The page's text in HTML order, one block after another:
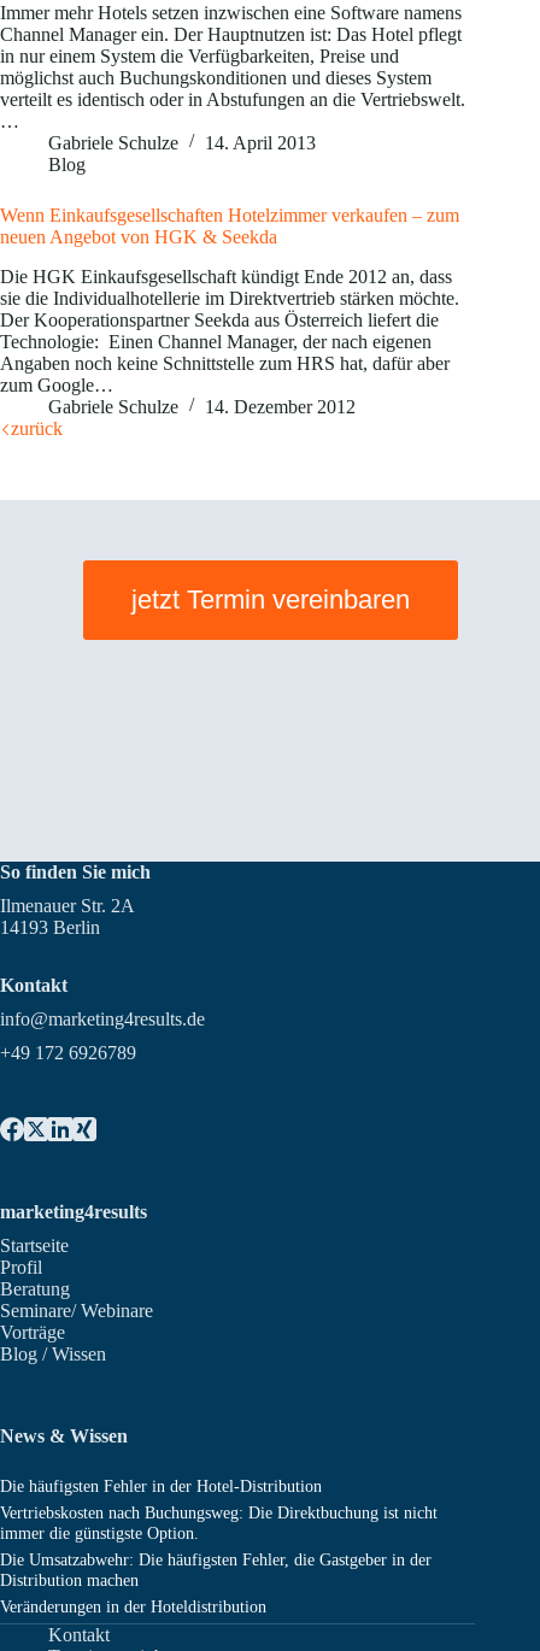
Immer mehr Hotels setzen inzwischen eine Software namens
Channel Manager ein. Der Hauptnutzen ist: Das Hotel pflegt
in nur einem System die Verfügbarkeiten, Preise und
möglichst auch Buchungskonditionen und dieses System
verteilt es identisch oder in Abstufungen an die Vertriebswelt.
…
Gabriele Schulze
14. April 2013
Blog
Wenn Einkaufsgesellschaften Hotelzimmer verkaufen – zum
neuen Angebot von HGK & Seekda
Die HGK Einkaufsgesellschaft kündigt Ende 2012 an, dass
sie die Individualhotellerie im Direktvertrieb stärken möchte.
Der Kooperationspartner Seekda aus Österreich liefert die
Technologie: Einen Channel Manager, der nach eigenen
Angaben noch keine Schnittstelle zum HRS hat, dafür aber
zum Google…
Gabriele Schulze
14. Dezember 2012
zurück
jetzt Termin vereinbaren
So finden Sie mich
Ilmenauer Str. 2A
14193 Berlin
Kontakt
info@marketing4results.de
+49 172 6926789
marketing4results
Startseite
Profil
Beratung
Seminare/ Webinare
Vorträge
Blog / Wissen
News & Wissen
Die häufigsten Fehler in der Hotel-Distribution
Vertriebskosten nach Buchungsweg: Die Direktbuchung ist nicht
immer die günstigste Option.
Die Umsatzabwehr: Die häufigsten Fehler, die Gastgeber in der
Distribution machen
Veränderungen in der Hoteldistribution
Kontakt